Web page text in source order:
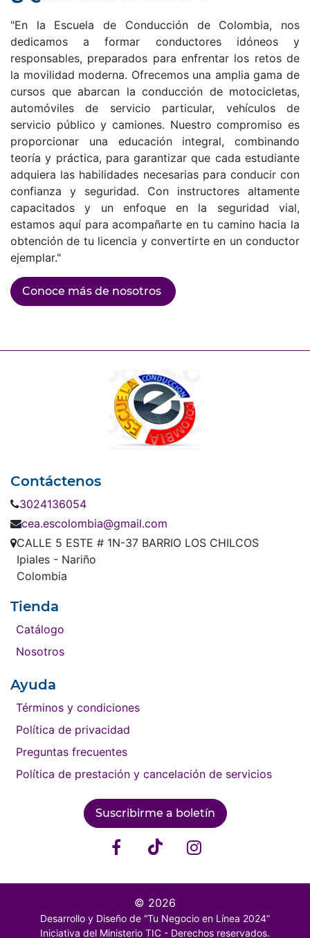
"En la Escuela de Conducción de Colombia, nos
dedicamos a formar conductores idóneos y
responsables, preparados para enfrentar los retos de
la movilidad moderna. Ofrecemos una amplia gama de
cursos que abarcan la conducción de motocicletas,
automóviles de servicio particular, vehículos de
servicio público y camiones. Nuestro compromiso es
proporcionar una educación integral, combinando
teoría y práctica, para garantizar que cada estudiante
adquiera las habilidades necesarias para conducir con
confianza y seguridad. Con instructores altamente
capacitados y un enfoque en la seguridad vial,
estamos aquí para acompañarte en tu camino hacia la
obtención de tu licencia y convertirte en un conductor
ejemplar."
Conoce más de nosotros
Contáctenos
3024136054
cea.escolombia@gmail.com
CALLE 5 ESTE # 1N-37 BARRIO LOS CHILCOS
Ipiales - Nariño
Colombia
Tienda
Catálogo
Nosotros
Ayuda
Términos y condiciones
Política de privacidad
Preguntas frecuentes
Política de prestación y cancelación de servicios
Suscribirme a boletín
© 2026
Desarrollo y Diseño de “Tu Negocio en Línea 2024”
Iniciativa del Ministerio TIC - Derechos reservados.